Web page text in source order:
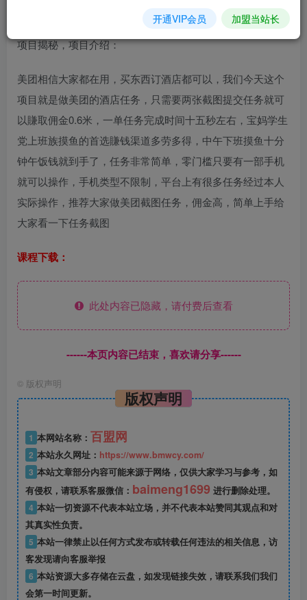
项目揭秘，项目介绍：
美团相信大家都在用，买东西订酒店都可以，我们今天这个
项目就是做美团的酒店任务，只需要两张截图提交任务就可
以賺取佣金0.6米，一单任务完成时间十五秒左右，宝妈学生
党上班族摸鱼的首选賺钱渠道多劳多得，中午下班摸鱼十分
钟午饭钱就到手了，任务非常简单，零门槛只要有一部手机
就可以操作，手机类型不限制，平台上有很多任务经过本人
实际操作，推荐大家做美团截图任务，佣金高，简单上手给
大家看一下任务截图
课程下载：
此处内容已隐藏，请付费后查看
------本页内容已结束，喜欢请分享------
© 版权声明
版权声明
1 本网站名称： 百盟网
2 本站永久网址： https://www.bmwcy.com/
3 本站文章部分内容可能来源于网络，仅供大家学习与参考，如
有侵权，请联系客服微信： baimeng1699 进行删除处理。
4 本站一切资源不代表本站立场，并不代表本站赞同其观点和对
其真实性负责。
5 本站一律禁止以任何方式发布或转载任何违法的相关信息，访
客发现请向客服举报
6 本站资源大多存储在云盘，如发现链接失效，请联系我们我们
会第一时间更新。
开通VIP会员 加盟当站长